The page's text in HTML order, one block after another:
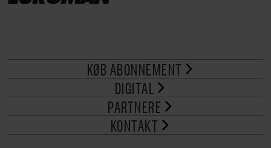
KØB ABONNEMENT
DIGITAL
PARTNERE
KONTAKT